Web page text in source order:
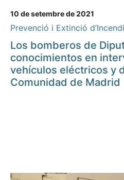
10 de setembre de 2021
Prevenció i Extinció
Los bomberos de
conocimientos en
vehículos eléctricos y
Comunidad de Madrid